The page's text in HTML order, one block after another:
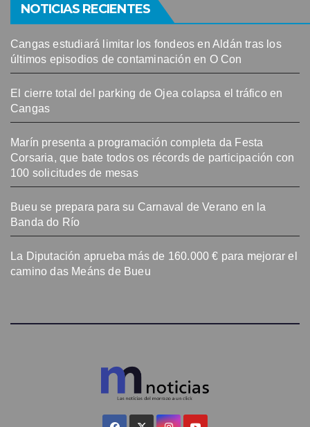
NOTICIAS RECIENTES
Cangas estudiará limitar los fondeos en Aldán tras los
últimos episodios de contaminación en O Con
El cierre total del parking de Ojea colapsa el tráfico en
Cangas
Marín presenta a programación completa da Festa
Corsaria, que bate todos os récords de participación con
100 solicitudes de mesas
Bueu se prepara para su Carnaval de Verano en la
Banda do Río
La Diputación aprueba más de 160.000 € para mejorar el
camino das Meáns de Bueu